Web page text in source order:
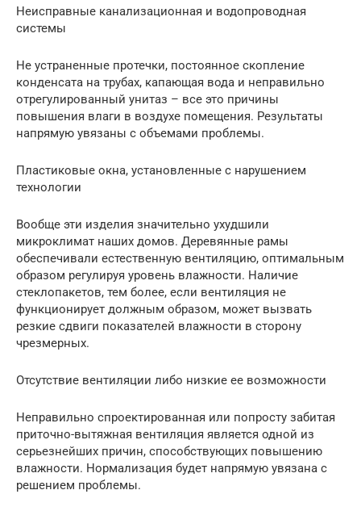
Неисправные канализационная и водопроводная
системы
Не устраненные протечки, постоянное скопление
конденсата на трубах, капающая вода и неправильно
отрегулированный унитаз – все это причины
повышения влаги в воздухе помещения. Результаты
напрямую увязаны с объемами проблемы.
Пластиковые окна, установленные с нарушением
технологии
Вообще эти изделия значительно ухудшили
микроклимат наших домов. Деревянные рамы
обеспечивали естественную вентиляцию, оптимальным
образом регулируя уровень влажности. Наличие
стеклопакетов, тем более, если вентиляция не
функционирует должным образом, может вызвать
резкие сдвиги показателей влажности в сторону
чрезмерных.
Отсутствие вентиляции либо низкие ее возможности
Неправильно спроектированная или попросту забитая
приточно-вытяжная вентиляция является одной из
серьезнейших причин, способствующих повышению
влажности. Нормализация будет напрямую увязана с
решением проблемы.